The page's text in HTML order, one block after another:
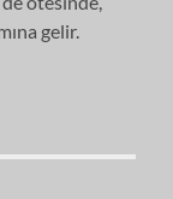
gelir.